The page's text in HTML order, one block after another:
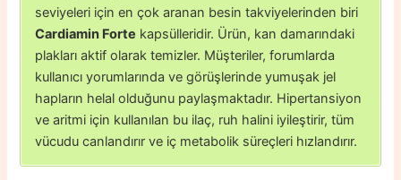
seviyeleri için en çok aranan besin takviyelerinden biri
Cardiamin Forte kapsülleridir. Ürün, kan damarındaki
plakları aktif olarak temizler. Müşteriler, forumlarda
kullanıcı yorumlarında ve görüşlerinde yumuşak jel
hapların helal olduğunu paylaşmaktadır. Hipertansiyon
ve aritmi için kullanılan bu ilaç, ruh halini iyileştirir, tüm
vücudu canlandırır ve iç metabolik süreçleri hızlandırır.